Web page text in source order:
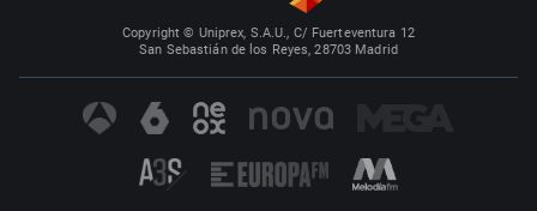
Copyright © Uniprex, S.A.U., C/ Fuerteventura 12
San Sebastián de los Reyes, 28703 Madrid